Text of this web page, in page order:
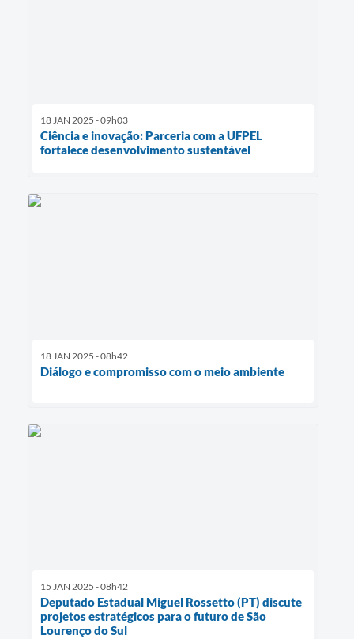
18 JAN 2025 - 09h03
Ciência e inovação: Parceria com a UFPEL
fortalece desenvolvimento sustentável
18 JAN 2025 - 08h42
Diálogo e compromisso com o meio ambiente
15 JAN 2025 - 08h42
Deputado Estadual Miguel Rossetto (PT) discute
projetos estratégicos para o futuro de São
Lourenço do Sul